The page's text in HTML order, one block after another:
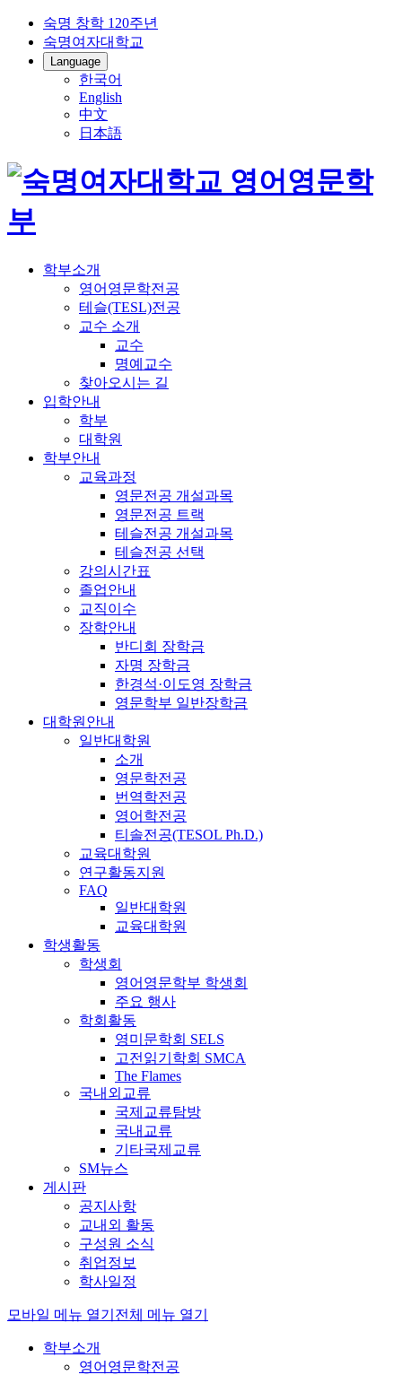
숙명 창학 120주년
숙명여자대학교
Language
한국어
English
中文
日本語
학부소개
영어영문학전공
테슬(TESL)전공
교수 소개
교수
명예교수
찾아오시는 길
입학안내
학부
대학원
학부안내
교육과정
영문전공 개설과목
영문전공 트랙
테슬전공 개설과목
테슬전공 선택
강의시간표
졸업안내
교직이수
장학안내
반디회 장학금
자명 장학금
한경석·이도영 장학금
영문학부 일반장학금
대학원안내
일반대학원
소개
영문학전공
번역학전공
영어학전공
티솔전공(TESOL Ph.D.)
교육대학원
연구활동지원
FAQ
일반대학원
교육대학원
학생활동
학생회
영어영문학부 학생회
주요 행사
학회활동
영미문학회 SELS
고전읽기학회 SMCA
The Flames
국내외교류
국제교류탐방
국내교류
기타국제교류
SM뉴스
게시판
공지사항
교내외 활동
구성원 소식
취업정보
학사일정
모바일 메뉴 열기 전체 메뉴 열기
학부소개
영어영문학전공